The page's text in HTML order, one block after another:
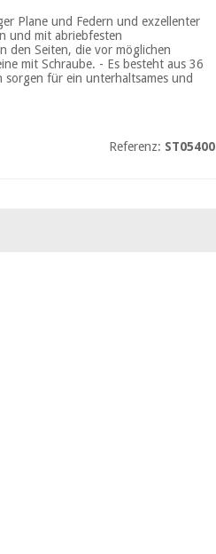
Plane und Federn und exzellenter
und mit abriebfesten
den Seiten, die vor möglichen
mit Schraube. - Es besteht aus 36
für ein unterhaltsames und
Referenz: ST05400